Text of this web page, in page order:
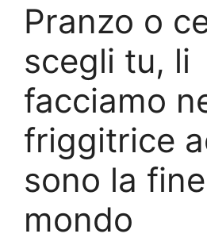
Pranzo o
scegli tu, li
facciamo
friggitrice
sono la
mondo